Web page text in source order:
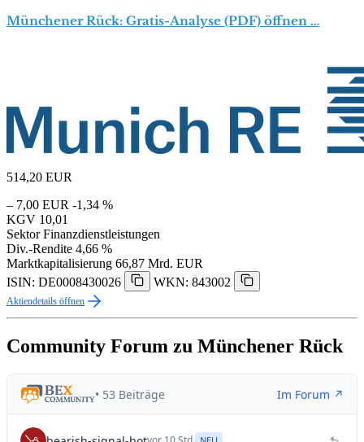
Münchener Rück: Gratis-Analyse (PDF) öffnen …
514,20 EUR
– 7,00 EUR -1,34 %
KGV 10,01
Sektor Finanzdienstleistungen
Div.-Rendite 4,66 %
Marktkapitalisierung 66,87 Mrd. EUR
ISIN: DE0008430026
WKN: 843002
Aktiendetails öffnen
Community Forum zu Münchener Rück